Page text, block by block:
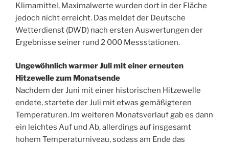
Klimamittel, Maximalwerte wurden dort in der Fläche
jedoch nicht erreicht. Das meldet der Deutsche
Wetterdienst (DWD) nach ersten Auswertungen der
Ergebnisse seiner rund 2 000 Messstationen.
Ungewöhnlich warmer Juli mit einer erneuten
Hitzewelle zum Monatsende
Nachdem der Juni mit einer historischen Hitzewelle
endete, startete der Juli mit etwas gemäßigteren
Temperaturen. Im weiteren Monatsverlauf gab es dann
ein leichtes Auf und Ab, allerdings auf insgesamt
hohem Temperaturniveau, sodass am Ende das